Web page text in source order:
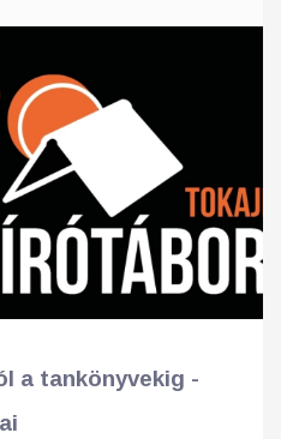
a tankönyvekig -